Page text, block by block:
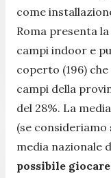
come
Roma presenta
campi indoor e
coperto (196)
campi della
del 28%. La
(se consideriamo
media nazionale
possibile